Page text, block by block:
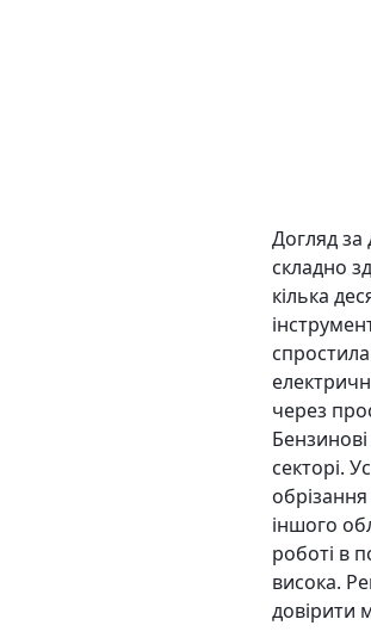
Догляд за
складно
кілька
через
секторі.
іншого
роботі в
висока.
довірити